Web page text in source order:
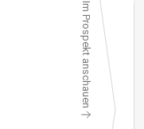
Im Prospekt anschauen